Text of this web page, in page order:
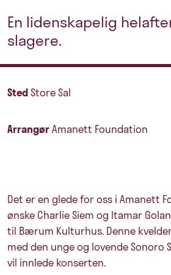
En lidenskapelig
slagere.
StedStore Sal
ArrangørAmanett Foundation
Det er en glede for oss i Amanett
ønske Charlie Siem og Itamar
til Bærum Kulturhus. Denne
med den unge og lovende Sonoro
vil innlede konserten.